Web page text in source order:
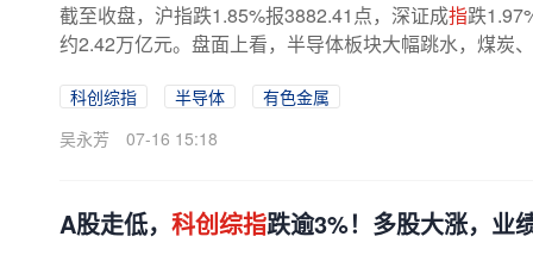
截至收盘，沪指跌1.85%报3882.41点，深证成指跌
约2.42万亿元。盘面上看，半导体板块大幅跳水，煤炭
科创综指 半导体
有色金属
吴永芳
07-16 15:18
A股走低， 科创综指跌逾3%！多股大涨，业